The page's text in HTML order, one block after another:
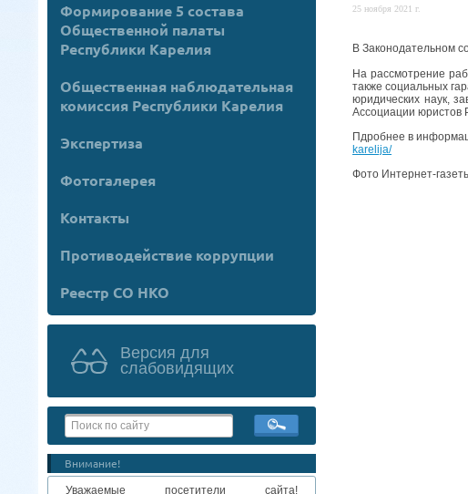
Формирование 5 состава
Общественной палаты
Республики Карелия
Общественная наблюдательная
комиссия Республики Карелия
Экспертиза
Фотогалерея
Контакты
Противодействие коррупции
Реестр СО НКО
Версия для
слабовидящих
Внимание!
Уважаемые посетители сайта!
25 ноября 2021 г.
В Законодательном
На рассмотрение
также социальных
юридических наук,
Ассоциации юристов
Пдробнее в
karelija/
Фото Интернет-